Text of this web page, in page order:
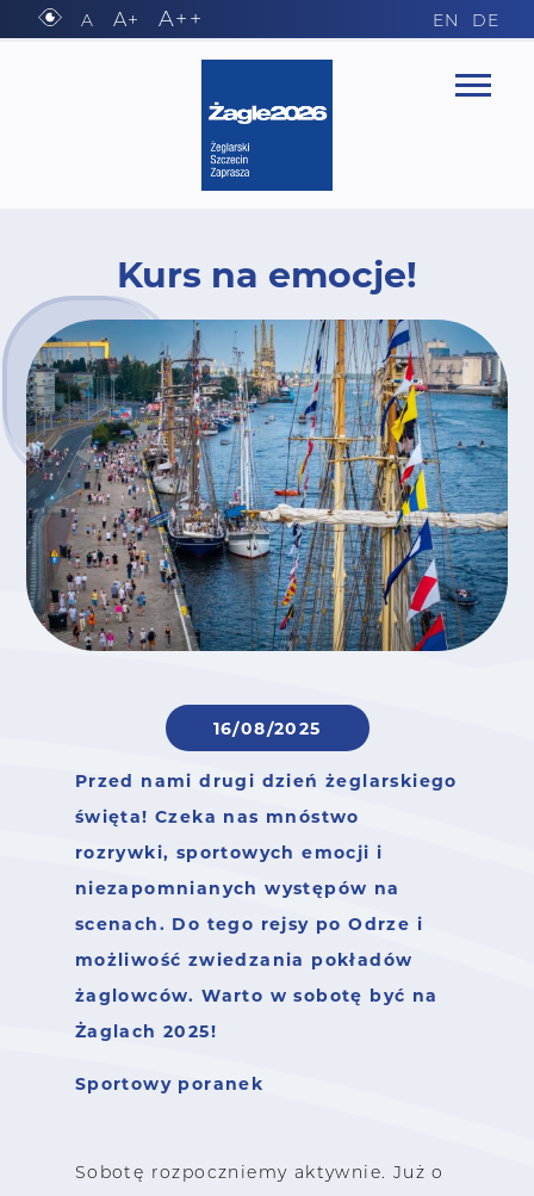
Kurs na emocje!
16/08/2025
Przed nami drugi dzień żeglarskiego
święta! Czeka nas mnóstwo
rozrywki, sportowych emocji i
niezapomnianych występów na
scenach. Do tego rejsy po Odrze i
możliwość zwiedzania pokładów
żaglowców. Warto w sobotę być na
Żaglach 2025!
Sportowy poranek
Sobotę rozpoczniemy aktywnie. Już o
A A+ A++ EN DE